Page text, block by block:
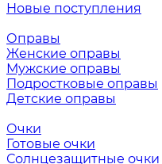
Новые поступления
Оправы
Женские оправы
Мужские оправы
Подростковые оправы
Детские оправы
Очки
Готовые очки
Солнцезащитные очки